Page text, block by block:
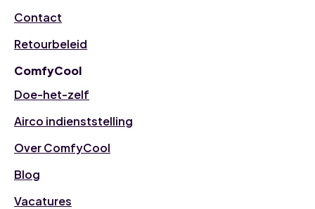
Contact
Retourbeleid
ComfyCool
Doe-het-zelf
Airco indienststelling
Over ComfyCool
Blog
Vacatures